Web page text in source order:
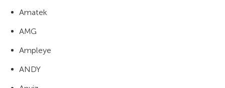
Amatek
AMG
Ampleye
ANDY